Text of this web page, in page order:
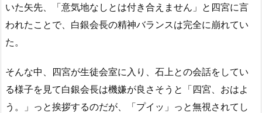
いた矢先、「意気地なしとは付き合えません」と四宮に言
われたことで、白銀会長の精神バランスは完全に崩れてい
た。
そんな中、四宮が生徒会室に入り、石上との会話をしてい
る様子を見て白銀会長は機嫌が良さそうと「四宮、おはよ
う。」っと挨拶するのだが、「プイッ」っと無視されてし